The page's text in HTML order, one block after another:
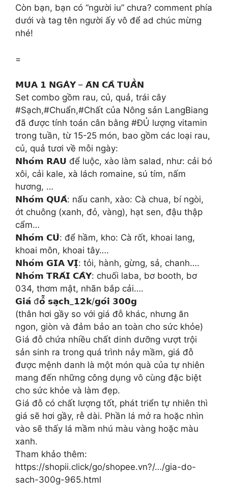
Còn bạn, bạn có “người iu” chưa? comment phía
dưới và tag tên người ấy vô để ad chúc mừng
nhé!
=
𝗠𝗨𝗔 𝟭 𝗡𝗚𝗔̀𝗬 – 𝗔̆𝗡 𝗖𝗔̉ 𝗧𝗨𝗔̂̀𝗡
Set combo gồm rau, củ, quả, trái cây
#Sạch,#Chuẩn,#Chất của Nông sản LangBiang
đã được tính toán cân bằng #ĐỦ lượng vitamin
trong tuần, từ 15-25 món, bao gồm các loại rau,
củ, quả tươi về mỗi ngày:
𝗡𝗵𝗼́𝗺 𝗥𝗔𝗨 để luộc, xào làm salad, như: cải bó
xôi, cải kale, xà lách romaine, sú tím, nấm
hương, …
𝗡𝗵𝗼́𝗺 𝗤𝗨𝗔̉: nấu canh, xào: Cà chua, bí ngòi,
ớt chuông (xanh, đỏ, vàng), hạt sen, đậu thập
cẩm…
𝗡𝗵𝗼́𝗺 𝗖𝗨̉: để hầm, kho: Cà rốt, khoai lang,
khoai môn, khoai tây….
𝗡𝗵𝗼́𝗺 𝗚𝗜𝗔 𝗩𝗜̣: tỏi, hành, gừng, sả, chanh….
𝗡𝗵𝗼́𝗺 𝗧𝗥𝗔́𝗜 𝗖𝗔̂𝗬: chuối laba, bơ booth, bơ
034, thơm mật, nhãn bắp cải….
𝗚𝗶𝗮́ đ𝗼̂̃ 𝘀𝗮̣𝗰𝗵_𝟭𝟮𝗸/𝗴𝗼́𝗶 𝟯𝟬𝟬𝗴
(thân hơi gầy so với giá đỗ khác, nhưng ăn
ngon, giòn và đảm bảo an toàn cho sức khỏe)
Giá đỗ chứa nhiều chất dinh dưỡng vượt trội
sản sinh ra trong quá trình nảy mầm, giá đỗ
được mệnh danh là một món quà của tự nhiên
mang đến những công dụng vô cùng đặc biệt
cho sức khỏe và làm đẹp.
Giá đỗ có chất lượng tốt, phát triển tự nhiên thì
giá sẽ hơi gầy, rễ dài. Phần lá mở ra hoặc nhìn
vào sẽ thấy lá mầm nhú màu vàng hoặc màu
xanh.
Tham khảo thêm:
https://shopii.click/go/shopee.vn?/…/gia-do-
sach-300g-965.html